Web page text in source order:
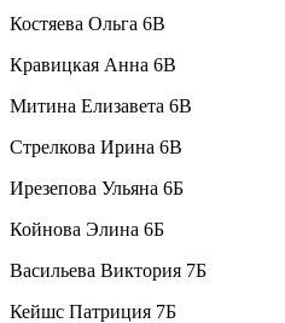
Костяева Ольга 6В
Кравицкая Анна 6В
Митина Елизавета 6В
Стрелкова Ирина 6В
Ирезепова Ульяна 6Б
Койнова Элина 6Б
Васильева Виктория 7Б
Кейшс Патриция 7Б